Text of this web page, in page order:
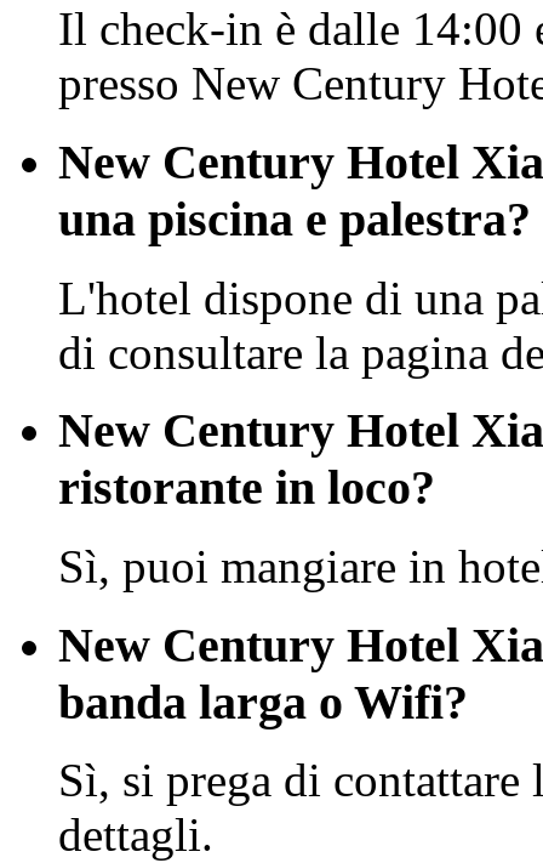
Il check-in è dalle 14:00
presso New Century
New Century Hotel
una piscina e palestra?
L'hotel dispone di una
di consultare la pagina
New Century Hotel
ristorante in loco?
Sì, puoi mangiare in
New Century Hotel
banda larga o Wifi?
Sì, si prega di
dettagli.